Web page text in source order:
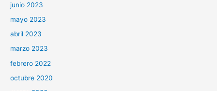
junio 2023
mayo 2023
abril 2023
marzo 2023
febrero 2022
octubre 2020